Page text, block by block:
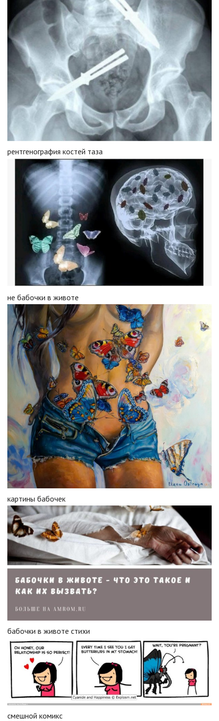
рентгенография костей таза
не бабочки в животе
картины бабочек
бабочки в животе стихи
смешной комикс